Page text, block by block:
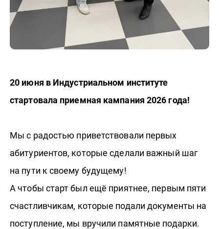
20 июня в Индустриальном институте
стартовала приемная кампания 2026 года!
Мы с радостью приветствовали первых
абитуриентов, которые сделали важный шаг
на пути к своему будущему!
А чтобы старт был ещё приятнее, первым пяти
счастливчикам, которые подали документы на
поступление, мы вручили памятные подарки.